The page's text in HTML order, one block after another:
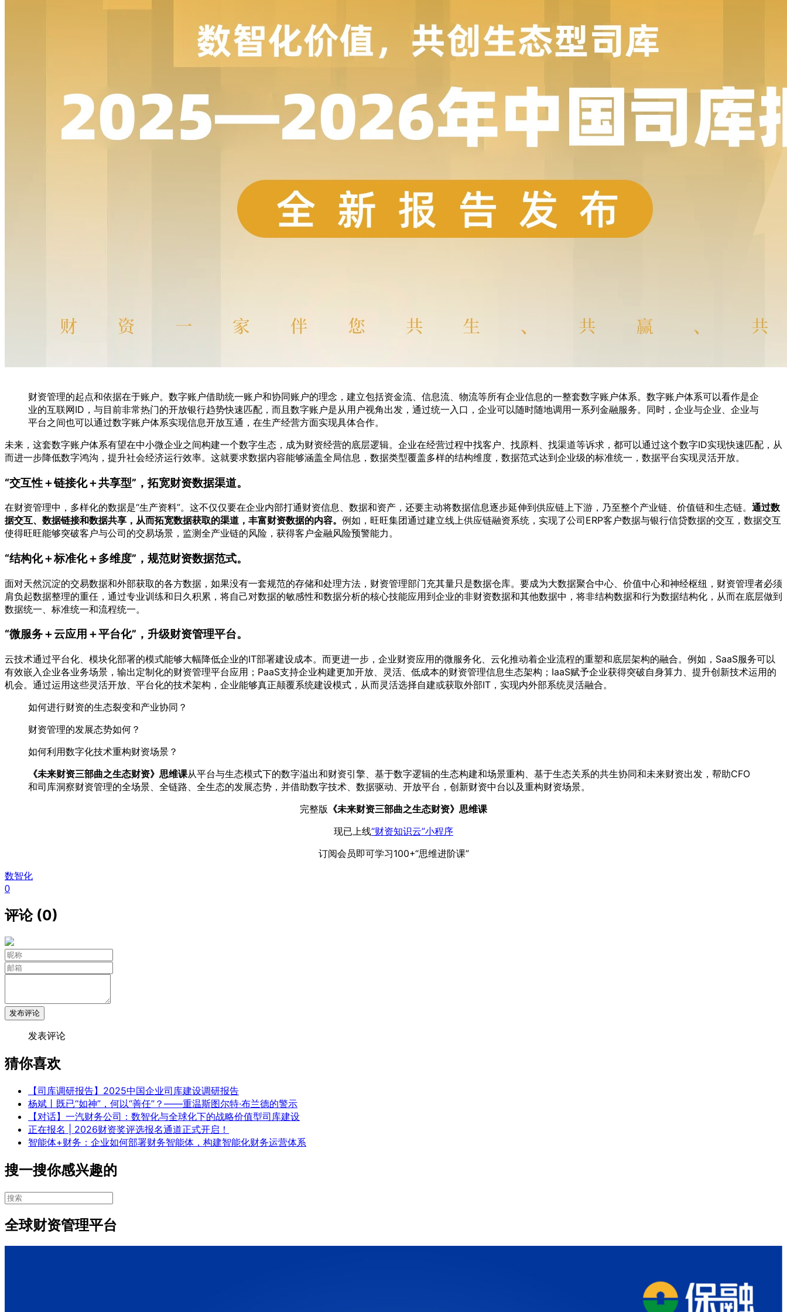
财资管理的起点和依据在于账户。数字账户借助统一账户和协同账户的理念，建立包括资金流、信息流、物流等所有企业信息的一整套数字账户体系。数字账户体系可以看作是企
业的互联网ID，与目前非常热门的开放银行趋势快速匹配，而且数字账户是从用户视角出发，通过统一入口，企业可以随时随地调用一系列金融服务。同时，企业与企业、企业与
平台之间也可以通过数字账户体系实现信息开放互通，在生产经营方面实现具体合作。
未来，这套数字账户体系有望在中小微企业之间构建一个数字生态，成为财资经营的底层逻辑。企业在经营过程中找客户、找原料、找渠道等诉求，都可以通过这个数字ID实现快速匹配，从
而进一步降低数字鸿沟，提升社会经济运行效率。这就要求数据内容能够涵盖全局信息，数据类型覆盖多样的结构维度，数据范式达到企业级的标准统一，数据平台实现灵活开放。
“交互性＋链接化＋共享型”，拓宽财资数据渠道。
在财资管理中，多样化的数据是“生产资料”。这不仅仅要在企业内部打通财资信息、数据和资产，还要主动将数据信息逐步延伸到供应链上下游，乃至整个产业链、价值链和生态链。 通过数
据交互、数据链接和数据共享，从而拓宽数据获取的渠道，丰富财资数据的内容。 例如，旺旺集团通过建立线上供应链融资系统，实现了公司ERP客户数据与银行信贷数据的交互，数据交互
使得旺旺能够突破客户与公司的交易场景，监测全产业链的风险，获得客户金融风险预警能力。
“结构化＋标准化＋多维度”，规范财资数据范式。
面对天然沉淀的交易数据和外部获取的各方数据，如果没有一套规范的存储和处理方法，财资管理部门充其量只是数据仓库。要成为大数据聚合中心、价值中心和神经枢纽，财资管理者必须
肩负起数据整理的重任，通过专业训练和日久积累，将自己对数据的敏感性和数据分析的核心技能应用到企业的非财资数据和其他数据中，将非结构数据和行为数据结构化，从而在底层做到
数据统一、标准统一和流程统一。
“微服务＋云应用＋平台化”，升级财资管理平台。
云技术通过平台化、模块化部署的模式能够大幅降低企业的IT部署建设成本。而更进一步，企业财资应用的微服务化、云化推动着企业流程的重塑和底层架构的融合。例如，SaaS服务可以
有效嵌入企业各业务场景，输出定制化的财资管理平台应用；PaaS支持企业构建更加开放、灵活、低成本的财资管理信息生态架构；IaaS赋予企业获得突破自身算力、提升创新技术运用的
机会。通过运用这些灵活开放、平台化的技术架构，企业能够真正颠覆系统建设模式，从而灵活选择自建或获取外部IT，实现内外部系统灵活融合。
如何进行财资的生态裂变和产业协同？
财资管理的发展态势如何？
如何利用数字化技术重构财资场景？
《未来财资三部曲之生态财资》思维课从平台与生态模式下的数字溢出和财资引擎、基于数字逻辑的生态构建和场景重构、基于生态关系的共生协同和未来财资出发，帮助CFO
和司库洞察财资管理的全场景、全链路、全生态的发展态势，并借助数字技术、数据驱动、开放平台，创新财资中台以及重构财资场景。
完整版 《未来财资三部曲之生态财资》思维课
现已上线“财资知识云”小程序
订阅会员即可学习100+“思维进阶课”
数智化
0
评论 (0)
发布评论
发表评论
猜你喜欢
【司库调研报告】2025中国企业司库建设调研报告
杨斌丨既已“如神”，何以“善任”？——重温斯图尔特·布兰德的警示
【对话】一汽财务公司：数智化与全球化下的战略价值型司库建设
正在报名 | 2026财资奖评选报名通道正式开启！
智能体+财务：企业如何部署财务智能体，构建智能化财务运营体系
搜一搜你感兴趣的
全球财资管理平台